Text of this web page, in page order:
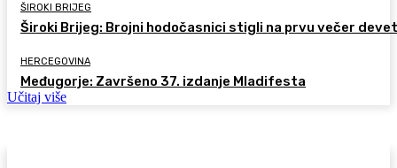
ŠIROKI BRIJEG
Široki Brijeg: Brojni hodočasnici stigli na prvu večer
HERCEGOVINA
Međugorje: Završeno 37. izdanje Mladifesta
Učitaj više